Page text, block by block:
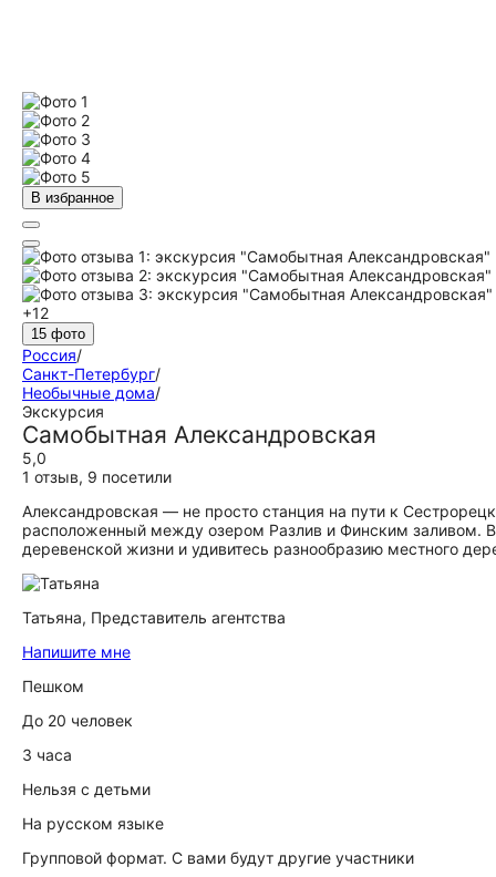
В избранное
+12
15 фото
Россия/
Санкт-Петербург/
Необычные дома/
Экскурсия
Самобытная Александровская
5,0
1 отзыв, 9 посетили
Александровская — не просто станция на пути к
расположенный между озером Разлив и Финским заливом.
деревенской жизни и удивитесь разнообразию местного
Татьяна, Представитель агентства
Напишите мне
Пешком
До 20 человек
3 часа
Нельзя с детьми
На русском языке
Групповой формат. С вами будут другие участники